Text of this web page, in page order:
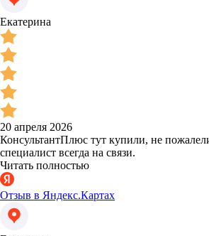
Екатерина
20 апреля 2026
КонсультантПлюс тут купили, не
специалист всегда на связи.
Читать полностью
Отзыв в Яндекс.Картах